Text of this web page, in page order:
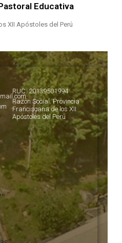
Educativa
XII Apóstoles del Perú
RUC: 20139501994
Razón Social: Provincia
Franciscana de los XII
Apóstoles del Perú